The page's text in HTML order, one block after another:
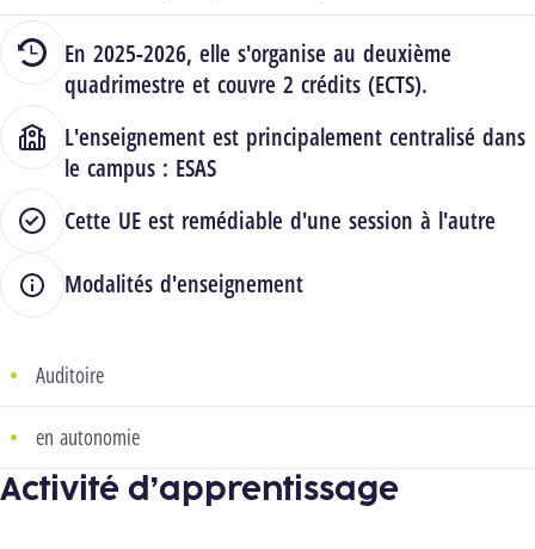
En 2025-2026, elle s'organise au deuxième
quadrimestre et couvre 2 crédits (ECTS).
L'enseignement est principalement centralisé dans
le campus : ESAS
Cette UE est remédiable d'une session à l'autre
Modalités d'enseignement
Auditoire
en autonomie
Activité d’apprentissage